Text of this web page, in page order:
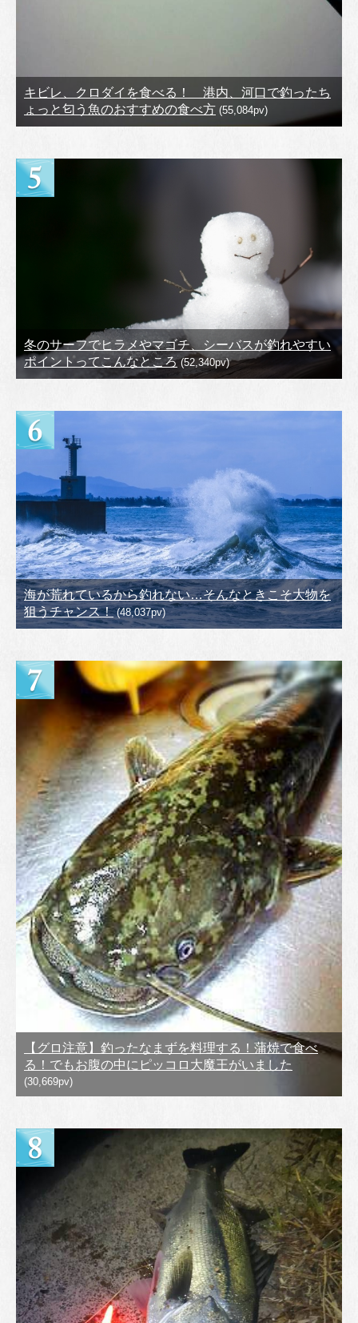
キビレ、クロダイを食べる！ 港内、河口で釣ったち
ょっと匂う魚のおすすめの食べ方 (55,084pv)
冬のサーフでヒラメやマゴチ、シーバスが釣れやすい
ポイントってこんなところ(52,340pv)
海が荒れているから釣れない…そんなときこそ大物を
狙うチャンス！(48,037pv)
【グロ注意】釣ったなまずを料理する！蒲焼で食べ
る！でもお腹の中にピッコロ大魔王がいました
(30,669pv)